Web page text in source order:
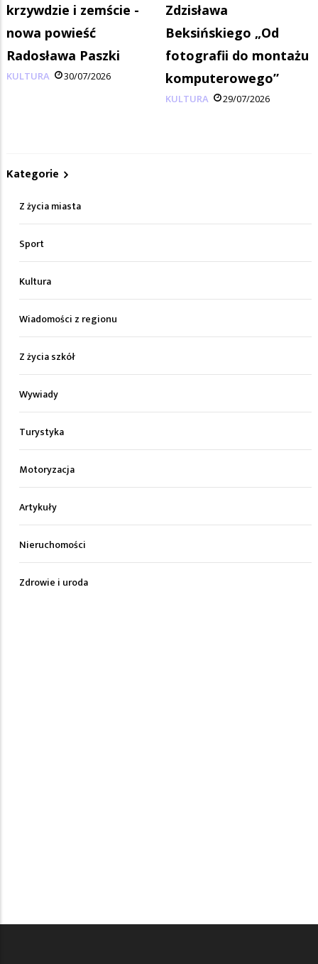
krzywdzie i zemście -
nowa powieść
Radosława Paszki
KULTURA 30/07/2026
Zdzisława
Beksińskiego „Od
fotografii do montażu
komputerowego”
KULTURA 29/07/2026
Kategorie
Z życia miasta
Sport
Kultura
Wiadomości z regionu
Z życia szkół
Wywiady
Turystyka
Motoryzacja
Artykuły
Nieruchomości
Zdrowie i uroda